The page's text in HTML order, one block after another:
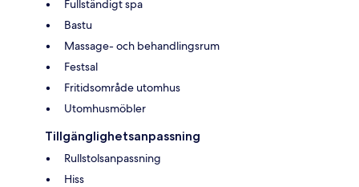
Fullständigt spa
Bastu
Massage- och behandlingsrum
Festsal
Fritidsområde utomhus
Utomhusmöbler
Tillgänglighetsanpassning
Rullstolsanpassning
Hiss